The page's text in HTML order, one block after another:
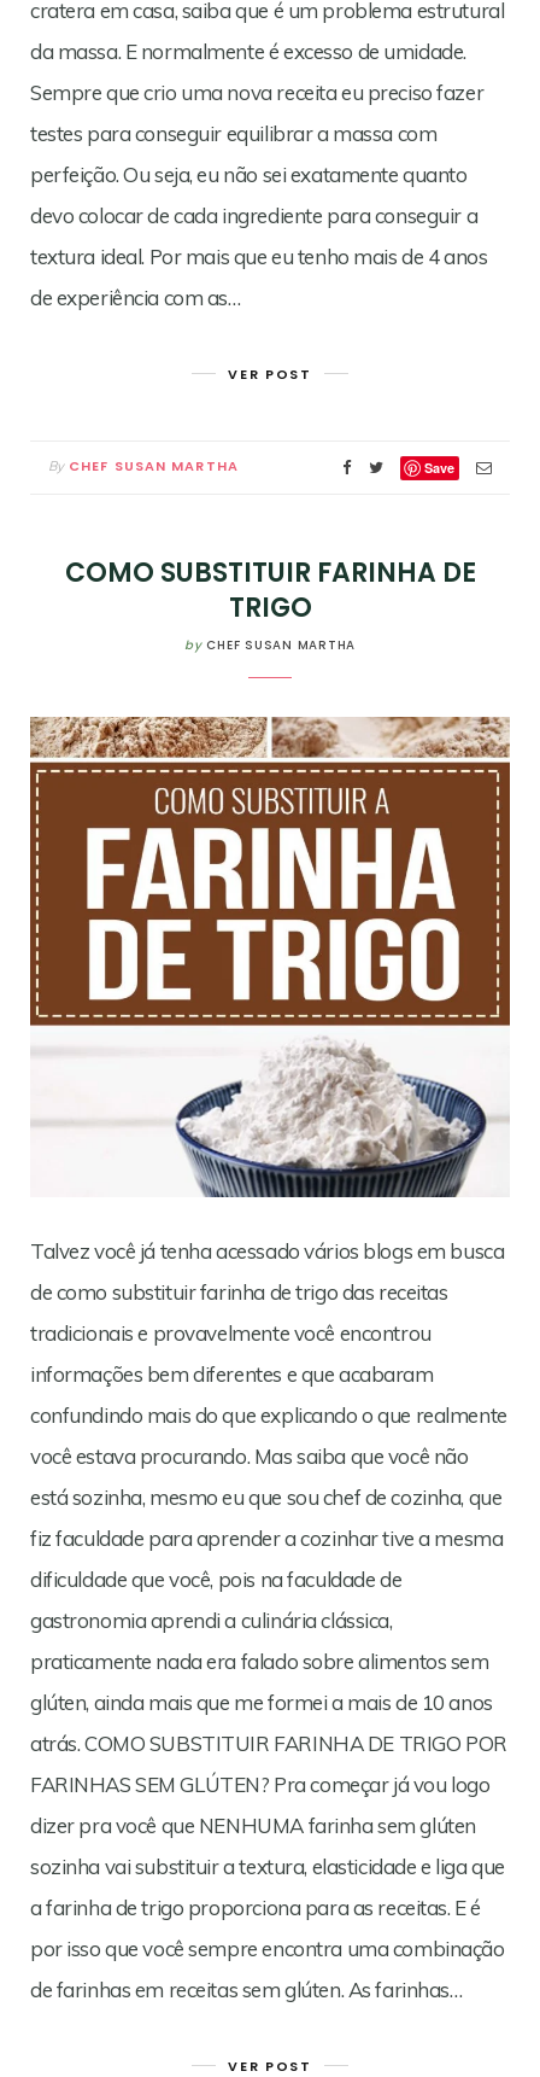
cratera em casa, saiba que é um problema estrutural
da massa. E normalmente é excesso de umidade.
Sempre que crio uma nova receita eu preciso fazer
testes para conseguir equilibrar a massa com
perfeição. Ou seja, eu não sei exatamente quanto
devo colocar de cada ingrediente para conseguir a
textura ideal. Por mais que eu tenho mais de 4 anos
de experiência com as…
VER POST
By CHEF SUSAN MARTHA Save
COMO SUBSTITUIR FARINHA DE
TRIGO
by CHEF SUSAN MARTHA
Talvez você já tenha acessado vários blogs em busca
de como substituir farinha de trigo das receitas
tradicionais e provavelmente você encontrou
informações bem diferentes e que acabaram
confundindo mais do que explicando o que realmente
você estava procurando. Mas saiba que você não
está sozinha, mesmo eu que sou chef de cozinha, que
fiz faculdade para aprender a cozinhar tive a mesma
dificuldade que você, pois na faculdade de
gastronomia aprendi a culinária clássica,
praticamente nada era falado sobre alimentos sem
glúten, ainda mais que me formei a mais de 10 anos
atrás. COMO SUBSTITUIR FARINHA DE TRIGO POR
FARINHAS SEM GLÚTEN? Pra começar já vou logo
dizer pra você que NENHUMA farinha sem glúten
sozinha vai substituir a textura, elasticidade e liga que
a farinha de trigo proporciona para as receitas. E é
por isso que você sempre encontra uma combinação
de farinhas em receitas sem glúten. As farinhas…
VER POST